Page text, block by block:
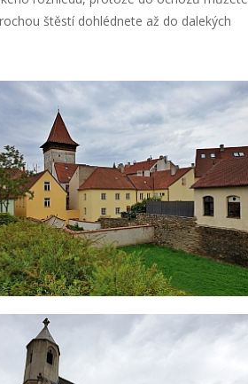
štěstí dohlédnete až do dalekých